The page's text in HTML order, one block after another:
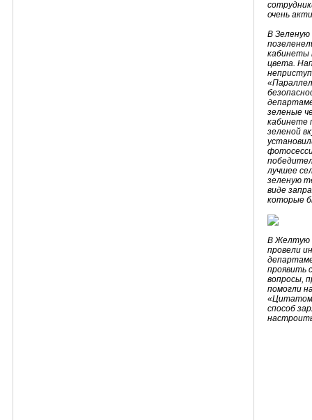
очень
В Зеленую
кабинеты
цвета.
зеленые
кабинете
зеленой
лучшее
зеленую
виде
которые
В Желтую
провели
проявить
вопросы,
помогли
способ